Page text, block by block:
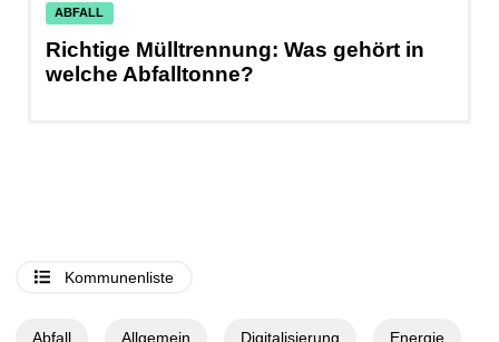
ABFALL
Richtige Mülltrennung: Was gehört in
welche Abfalltonne?
Kommunenliste
Abfall Allgemein Digitalisierung Energie